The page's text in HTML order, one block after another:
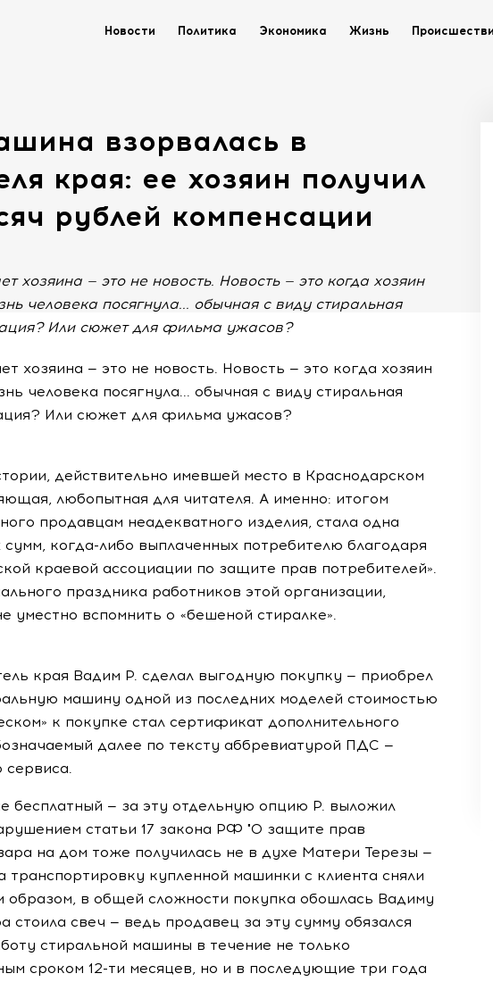
Новости Политика Экономика Жизнь
взорвалась в
края: ее хозяин получил
рублей компенсации
хозяина — это не новость. Новость — это когда хозяин
человека посягнула... обычная с виду стиральная
Или сюжет для фильма ужасов?
хозяина — это не новость. Новость — это когда хозяин
человека посягнула... обычная с виду стиральная
Или сюжет для фильма ужасов?
действительно имевшей место в Краснодарском
любопытная для читателя. А именно: итогом
продавцам неадекватного изделия, стала одна
когда-либо выплаченных потребителю благодаря
краевой ассоциации по защите прав потребителей».
праздника работников этой организации,
уместно вспомнить о «бешеной стиралке».
края Вадим Р. сделал выгодную покупку — приобрел
машину одной из последних моделей стоимостью
к покупке стал сертификат дополнительного
далее по тексту аббревиатурой ПДС —
сервиса.
бесплатный — за эту отдельную опцию Р. выложил
статьи 17 закона РФ "О защите прав
на дом тоже получилась не в духе Матери Терезы —
транспортировку купленной машинки с клиента сняли
образом, в общей сложности покупка обошлась Вадиму
стоила свеч — ведь продавец за эту сумму обязался
стиральной машины в течение не только
сроком 12-ти месяцев, но и в последующие три года